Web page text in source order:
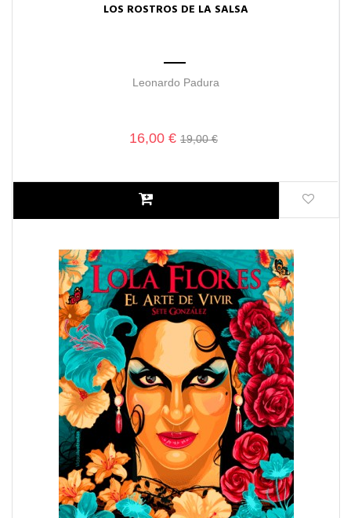
LOS ROSTROS DE LA SALSA
Leonardo Padura
16,00 € 19,00 €